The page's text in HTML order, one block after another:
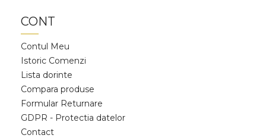
CONT
Contul Meu
Istoric Comenzi
Lista dorinte
Compara produse
Formular Returnare
GDPR - Protectia datelor
Contact